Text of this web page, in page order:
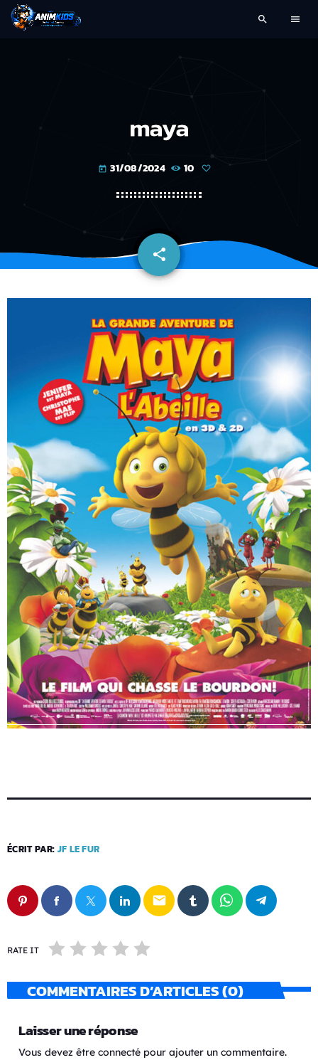
search menu
maya
today 31/08/2024 10
share
email
ÉCRIT PAR: JF LE FUR
email
RATE IT
COMMENTAIRES D’ARTICLES (0)
Laisser une réponse
Vous devez être connecté pour ajouter un commentaire.